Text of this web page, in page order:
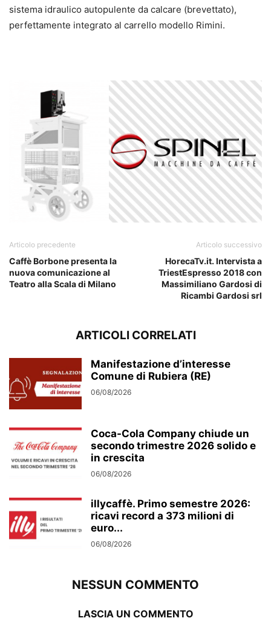
sistema idraulico autopulente da calcare (brevettato),
perfettamente integrato al carrello modello Rimini.
Articolo precedente
Caffè Borbone presenta la
nuova comunicazione al
Teatro alla Scala di Milano
Articolo successivo
HorecaTv.it. Intervista a
TriestEspresso 2018 con
Massimiliano Gardosi di
Ricambi Gardosi srl
ARTICOLI CORRELATI
Manifestazione d’interesse
Comune di Rubiera (RE)
06/08/2026
Coca-Cola Company chiude un
secondo trimestre 2026 solido e
in crescita
06/08/2026
illycaffè. Primo semestre 2026:
ricavi record a 373 milioni di
euro...
06/08/2026
NESSUN COMMENTO
LASCIA UN COMMENTO